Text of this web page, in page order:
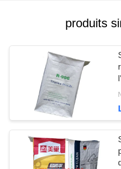
NOUVELLES
PLAN
produits